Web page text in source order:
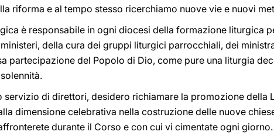
riforma e al tempo stesso ricerchiamo nuove vie e nuovi
è responsabile in ogni diocesi della formazione liturgica
della cura dei gruppi liturgici parrocchiali, dei
partecipazione del Popolo di Dio, come pure una liturgia
servizio di direttori, desidero richiamare la promozione della
dimensione celebrativa nella costruzione delle nuove
durante il Corso e con cui vi cimentate ogni giorno.